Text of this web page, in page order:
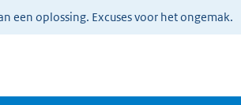
een oplossing. Excuses voor het ongemak.